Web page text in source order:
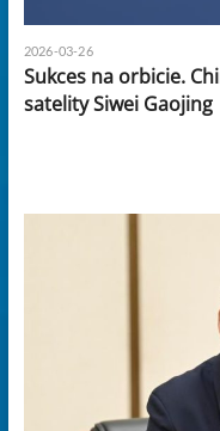
2026-03-26
Sukces na orbicie.
satelity Siwei Gaojing